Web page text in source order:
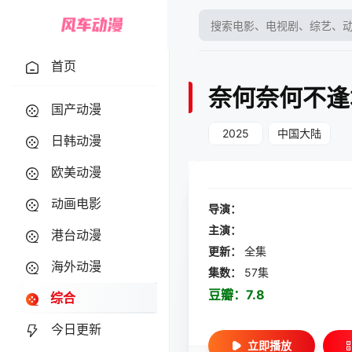
首页
国产动漫
日韩动漫
欧美动漫
动画电影
港台动漫
海外动漫
综合
今日更新
奈何奈何不
2025 中国大陆
导演：
主演：
更新：
全集
集数：
57集
豆瓣： 7.8
立即播放